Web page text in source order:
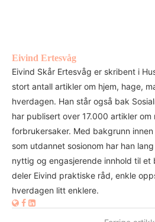
Eivind Ertesvåg
Eivind Skår Ertesvåg er skribent i
stort antall artikler om hjem, hage,
hverdagen. Han står også bak
har publisert over 17.000 artikler om
forbrukersaker. Med bakgrunn
som utdannet sosionom har han
nyttig og engasjerende innhold til et
deler Eivind praktiske råd, enkle
hverdagen litt enklere.